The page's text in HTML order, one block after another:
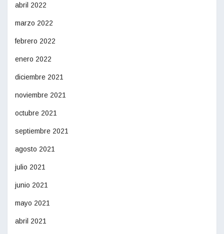
abril 2022
marzo 2022
febrero 2022
enero 2022
diciembre 2021
noviembre 2021
octubre 2021
septiembre 2021
agosto 2021
julio 2021
junio 2021
mayo 2021
abril 2021